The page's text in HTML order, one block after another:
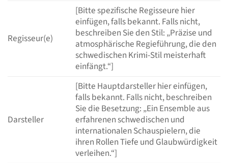
Regisseur(e)
[Bitte spezifische Regisseure hier
einfügen, falls bekannt. Falls nicht,
beschreiben Sie den Stil: „Präzise und
atmosphärische Regieführung, die den
schwedischen Krimi-Stil meisterhaft
einfängt.“]
Darsteller
[Bitte Hauptdarsteller hier einfügen,
falls bekannt. Falls nicht, beschreiben
Sie die Besetzung: „Ein Ensemble aus
erfahrenen schwedischen und
internationalen Schauspielern, die
ihren Rollen Tiefe und Glaubwürdigkeit
verleihen.“]